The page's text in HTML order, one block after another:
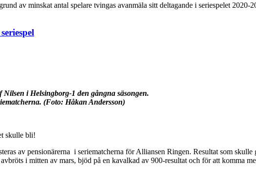
av minskat antal spelare tvingas avanmäla sitt deltagande i seriespelet
i Helsingborg-1 den gångna säsongen.
(Foto: Håkan Andersson)
skulle bli!
av pensionärerna i seriematcherna för Alliansen Ringen. Resultat som
i mitten av mars, bjöd på en kavalkad av 900-resultat och för att komma